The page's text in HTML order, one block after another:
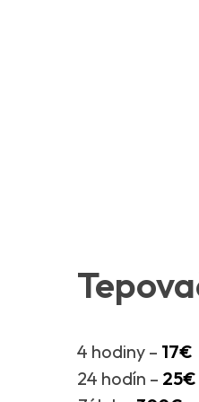
4 hodiny – 17€
24 hodín – 25€